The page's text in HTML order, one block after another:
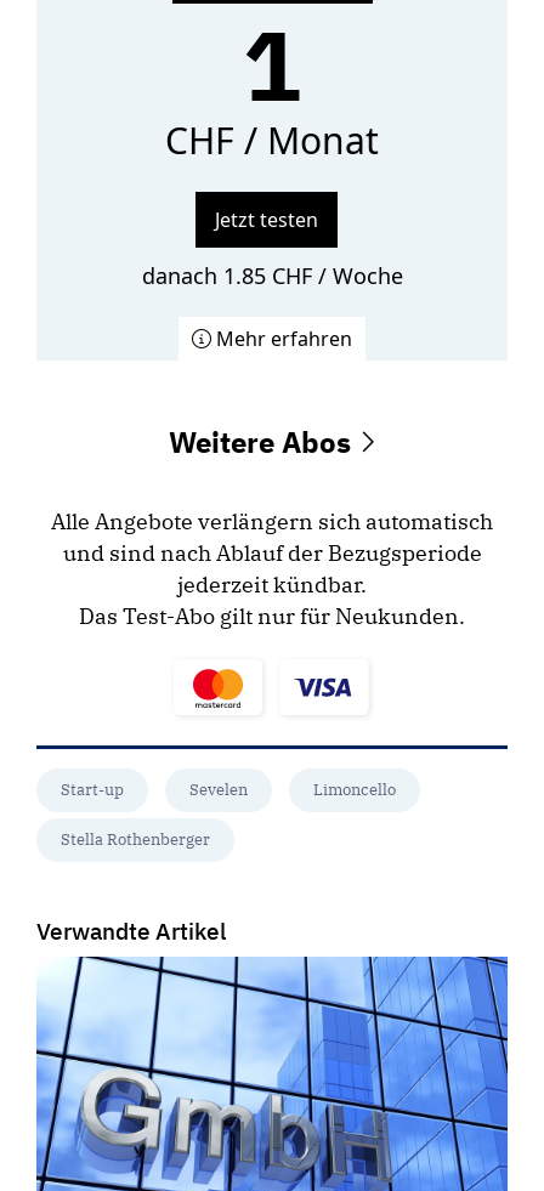
1
CHF / Monat
Jetzt testen
danach 1.85 CHF / Woche
Mehr erfahren
Weitere Abos
Alle Angebote verlängern sich automatisch
und sind nach Ablauf der Bezugsperiode
jederzeit kündbar.
Das Test-Abo gilt nur für Neukunden.
Start-up Sevelen Limoncello
Stella Rothenberger
Verwandte Artikel